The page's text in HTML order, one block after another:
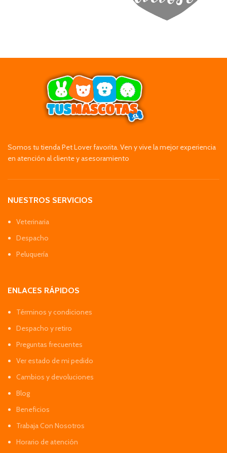
Somos tu tienda Pet Lover favorita. Ven y vive la mejor experiencia
en atención al cliente y asesoramiento
NUESTROS SERVICIOS
Veterinaria
Despacho
Peluquería
ENLACES RÁPIDOS
Términos y condiciones
Despacho y retiro
Preguntas frecuentes
Ver estado de mi pedido
Cambios y devoluciones
Blog
Beneficios
Trabaja Con Nosotros
Horario de atención